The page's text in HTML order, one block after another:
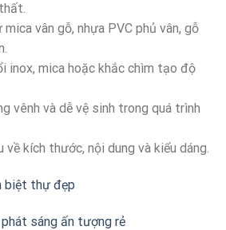
vân gỗ, nhựa PVC phủ vân, gỗ
inox, mica hoặc khắc chìm tạo độ
vênh và dễ vệ sinh trong quá trình
về kích thước, nội dung và kiểu dáng.
biệt thự đẹp
phát sáng ấn tượng rẻ